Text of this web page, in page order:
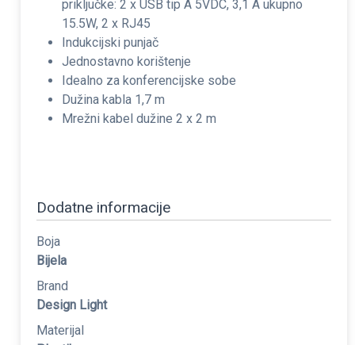
priključke: 2 x USB tip A 5VDC, 3,1 A ukupno
15.5W, 2 x RJ45
Indukcijski punjač
Jednostavno korištenje
Idealno za konferencijske sobe
Dužina kabla 1,7 m
Mrežni kabel dužine 2 x 2 m
Dodatne informacije
Boja
Bijela
Brand
Design Light
Materijal